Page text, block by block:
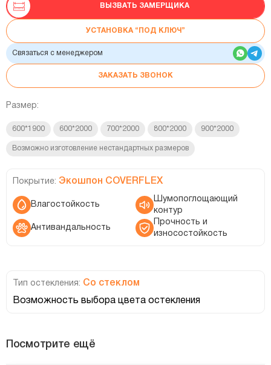
ВЫЗВАТЬ ЗАМЕРЩИКА
УСТАНОВКА “ПОД КЛЮЧ”
Связаться с менеджером
ЗАКАЗАТЬ ЗВОНОК
Размер:
600*1900 600*2000 700*2000 800*2000 900*2000
Возможно изготовление нестандартных размеров
Покрытие: Экошпон COVERFLEX
Влагостойкость
Шумопоглощающий
контур
Антивандальность
Прочность и
износостойкость
Тип остекления: Со стеклом
Возможность выбора цвета остекления
Посмотрите ещё